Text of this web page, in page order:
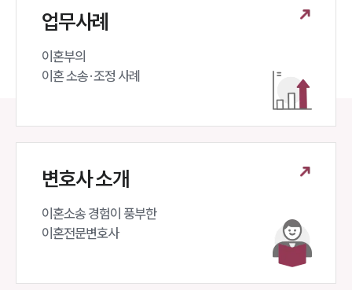
업무사례
이혼부의
이혼 소송·조정 사례
변호사 소개
이혼소송 경험이 풍부한
이혼전문변호사